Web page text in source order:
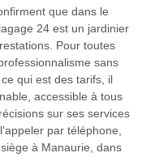
que dans le
24 est un jardinier
Pour toutes
sans
qui est des tarifs, il
accessible à tous
sur ses services
par téléphone,
à Manaurie, dans